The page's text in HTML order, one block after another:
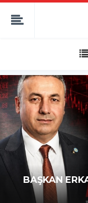
Tokat